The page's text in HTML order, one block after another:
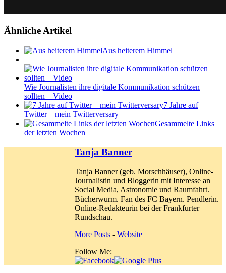
Ähnliche Artikel
Aus heiterem Himmel
Wie Journalisten ihre digitale Kommunikation schützen
sollten – Video
7 Jahre auf
Twitter – mein Twitterversary
Gesammelte Links
der letzten Wochen
Tanja Banner
Tanja Banner (geb. Morschhäuser), Online-
Journalistin und Bloggerin mit Interesse an
Social Media, Astronomie und Raumfahrt.
Bücherwurm. Fan des FC Bayern. Pendlerin.
Online-Redakteurin bei der Frankfurter
Rundschau.
More Posts - Website
Follow Me: